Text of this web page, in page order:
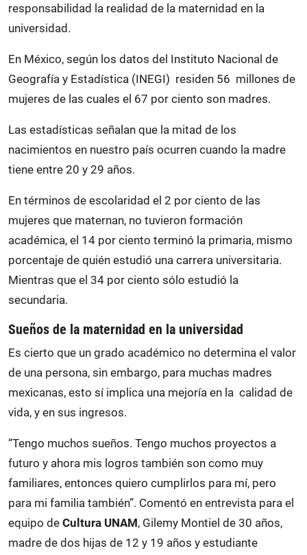
responsabilidad la realidad de la maternidad en la
universidad.
En México, según los datos del Instituto Nacional de
Geografía y Estadística (INEGI) residen 56 millones de
mujeres de las cuales el 67 por ciento son madres.
Las estadísticas señalan que la mitad de los
nacimientos en nuestro país ocurren cuando la madre
tiene entre 20 y 29 años.
En términos de escolaridad el 2 por ciento de las
mujeres que maternan, no tuvieron formación
académica, el 14 por ciento terminó la primaria, mismo
porcentaje de quién estudió una carrera universitaria.
Mientras que el 34 por ciento sólo estudió la
secundaria.
Sueños de la maternidad en la universidad
Es cierto que un grado académico no determina el valor
de una persona, sin embargo, para muchas madres
mexicanas, esto sí implica una mejoría en la calidad de
vida, y en sus ingresos.
“Tengo muchos sueños. Tengo muchos proyectos a
futuro y ahora mis logros también son como muy
familiares, entonces quiero cumplirlos para mí, pero
para mi familia también”. Comentó en entrevista para el
equipo de Cultura UNAM, Gilemy Montiel de 30 años,
madre de dos hijas de 12 y 19 años y estudiante